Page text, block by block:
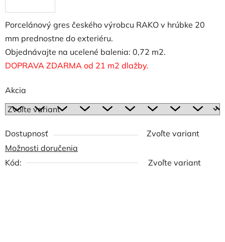
Porcelánový gres českého výrobcu RAKO v hrúbke 20
mm prednostne do exteriéru.
Objednávajte na ucelené balenia: 0,72 m2.
DOPRAVA ZDARMA od 21 m2 dlažby.
Akcia
Dostupnosť
Zvoľte variant
Možnosti doručenia
Kód:
Zvoľte variant